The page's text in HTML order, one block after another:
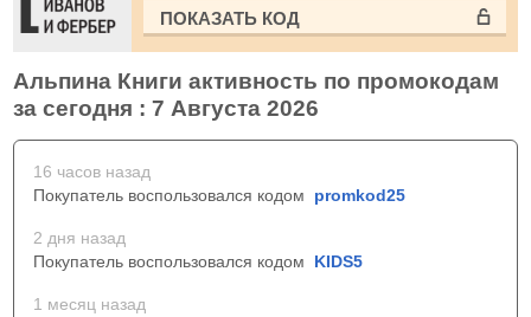
ПОКАЗАТЬ КОД
Альпина Книги активность по промокодам
за сегодня : 7 Августа 2026
16 часов назад
Покупатель воспользовался кодом promkod25
2 дня назад
Покупатель воспользовался кодом KIDS5
1 месяц назад